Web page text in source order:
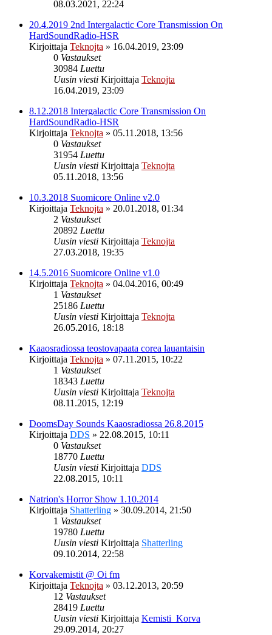
08.03.2021, 22:24
20.4.2019 2nd Intergalactic Core Transmission On
HardSoundRadio-HSR
Kirjoittaja Teknojta » 16.04.2019, 23:09
0 Vastaukset
30984 Luettu
Uusin viesti Kirjoittaja Teknojta
16.04.2019, 23:09
8.12.2018 Intergalactic Core Transmission On
HardSoundRadio-HSR
Kirjoittaja Teknojta » 05.11.2018, 13:56
0 Vastaukset
31954 Luettu
Uusin viesti Kirjoittaja Teknojta
05.11.2018, 13:56
10.3.2018 Suomicore Online v2.0
Kirjoittaja Teknojta » 20.01.2018, 01:34
2 Vastaukset
20892 Luettu
Uusin viesti Kirjoittaja Teknojta
27.03.2018, 19:35
14.5.2016 Suomicore Online v1.0
Kirjoittaja Teknojta » 04.04.2016, 00:49
1 Vastaukset
25186 Luettu
Uusin viesti Kirjoittaja Teknojta
26.05.2016, 18:18
Kaaosradiossa teostovapaata corea lauantaisin
Kirjoittaja Teknojta » 07.11.2015, 10:22
1 Vastaukset
18343 Luettu
Uusin viesti Kirjoittaja Teknojta
08.11.2015, 12:19
DoomsDay Sounds Kaaosradiossa 26.8.2015
Kirjoittaja DDS » 22.08.2015, 10:11
0 Vastaukset
18770 Luettu
Uusin viesti Kirjoittaja DDS
22.08.2015, 10:11
Natrion's Horror Show 1.10.2014
Kirjoittaja Shatterling » 30.09.2014, 21:50
1 Vastaukset
19780 Luettu
Uusin viesti Kirjoittaja Shatterling
09.10.2014, 22:58
Korvakemistit @ Oi fm
Kirjoittaja Teknojta » 03.12.2013, 20:59
12 Vastaukset
28419 Luettu
Uusin viesti Kirjoittaja Kemisti_Korva
29.09.2014, 20:27